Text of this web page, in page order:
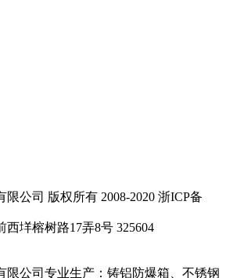
公司 版权所有 2008-2020 浙ICP备
垟榕树路17弄8号 325604
限公司专业生产：铸铝防爆箱、不锈钢